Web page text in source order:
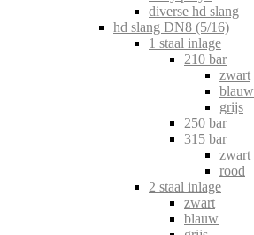
diverse hd slang
hd slang DN8 (5/16)
1 staal inlage
210 bar
zwart
blauw
grijs
250 bar
315 bar
zwart
rood
2 staal inlage
zwart
blauw